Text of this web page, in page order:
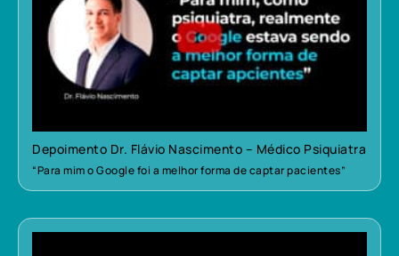
Depoimento Dr. Flávio Nascimento – Médico Psiquiatra
“Para mim o Google foi a melhor forma de captar pacientes”